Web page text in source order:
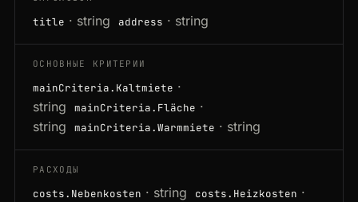
title · string address · string
ОСНОВНЫЕ КРИТЕРИИ
mainCriteria.Kaltmiete ·
string
mainCriteria.Fläche ·
string
mainCriteria.Warmmiete · string
РАСХОДЫ
costs.Nebenkosten · string costs.Heizkosten ·